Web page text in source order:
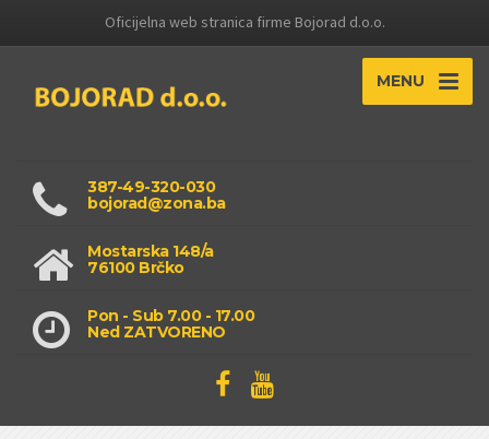
Oficijelna web stranica firme Bojorad d.o.o.
MENU
387-49-320-030
bojorad@zona.ba
Mostarska 148/a
76100 Brčko
Pon - Sub 7.00 - 17.00
Ned ZATVORENO